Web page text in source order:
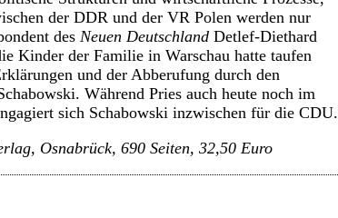
der DDR und der VR Polen werden nur
des Neuen Deutschland Detlef-Diethard
Kinder der Familie in Warschau hatte taufen
und der Abberufung durch den
Während Pries auch heute noch im
sich Schabowski inzwischen für die CDU.
Osnabrück, 690 Seiten, 32,50 Euro